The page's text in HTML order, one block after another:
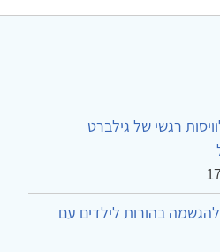
רגשי של גילברט
בהורות לילדים עם